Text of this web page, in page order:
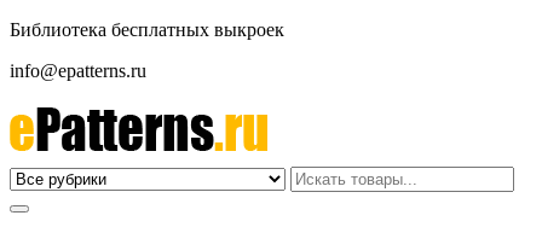
Библиотека бесплатных выкроек
info@epatterns.ru
Бесплатные выкройки скачать
Бесплатные выкройки